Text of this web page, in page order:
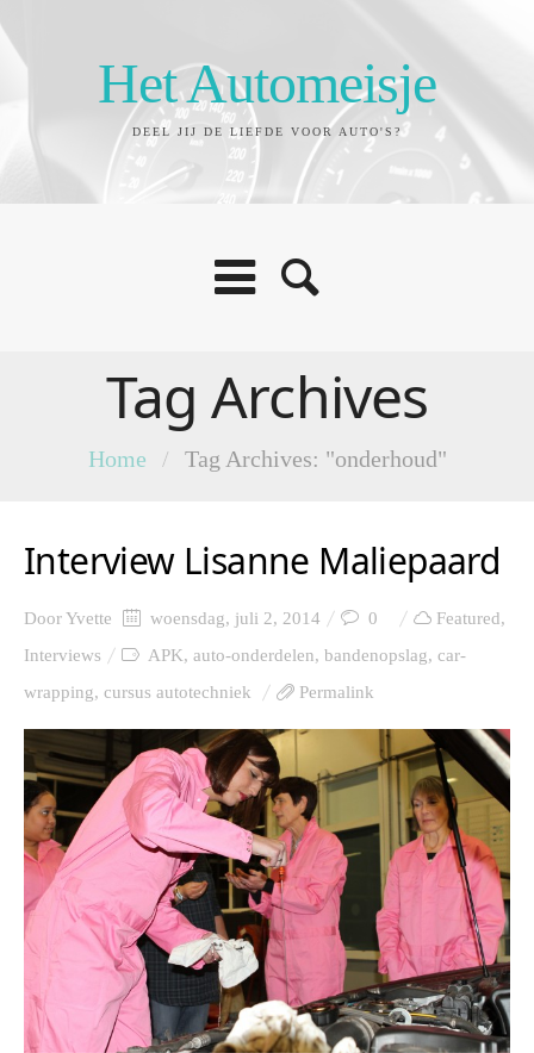
Het Automeisje
DEEL JIJ DE LIEFDE VOOR AUTO'S?
Tag Archives
Home / Tag Archives: "onderhoud"
Interview Lisanne Maliepaard
DoorYvette woensdag, juli 2, 2014 0 Featured,
Interviews
APK, auto-onderdelen, bandenopslag, car-
wrapping, cursus autotechniek Permalink